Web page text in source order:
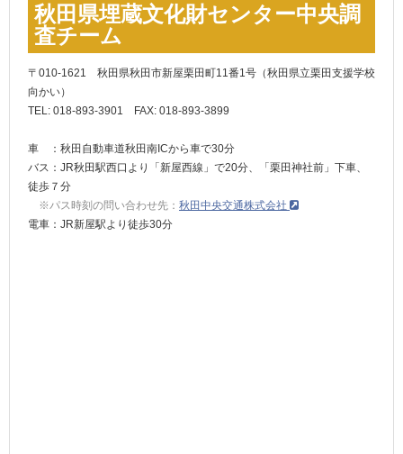
秋田県埋蔵文化財センター中央調
査チーム
〒010-1621 秋田県秋田市新屋栗田町11番1号（秋田県立栗田支援学校
向かい）
TEL: 018-893-3901 FAX: 018-893-3899
車 ：秋田自動車道秋田南ICから車で30分
バス：JR秋田駅西口より「新屋西線」で20分、「栗田神社前」下車、
徒歩７分
※パス時刻の問い合わせ先： 秋田中央交通株式会社
電車：JR新屋駅より徒歩30分